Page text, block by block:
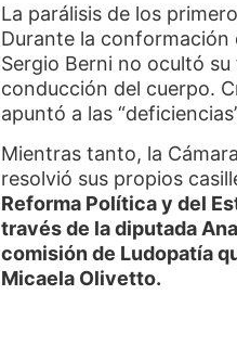
La parálisis de los
Durante la conformación
Sergio Berni no ocultó
conducción del cuerpo.
apuntó a las
Mientras tanto, la
resolvió sus propios
Reforma Política y del
través de la diputada
comisión de Ludopatía
Micaela Olivetto.